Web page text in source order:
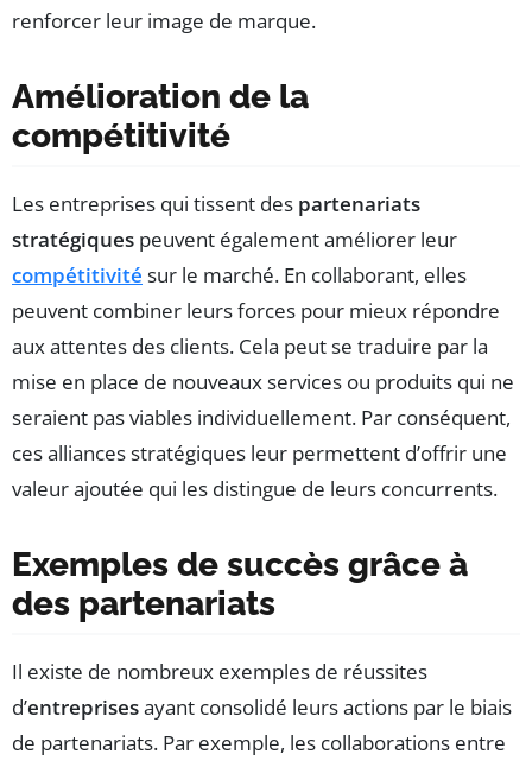
renforcer leur image de marque.
Amélioration de la
compétitivité
Les entreprises qui tissent des partenariats
stratégiques peuvent également améliorer leur
compétitivité sur le marché. En collaborant, elles
peuvent combiner leurs forces pour mieux répondre
aux attentes des clients. Cela peut se traduire par la
mise en place de nouveaux services ou produits qui ne
seraient pas viables individuellement. Par conséquent,
ces alliances stratégiques leur permettent d’offrir une
valeur ajoutée qui les distingue de leurs concurrents.
Exemples de succès grâce à
des partenariats
Il existe de nombreux exemples de réussites
d’entreprisesayant consolidé leurs actions par le biais
de partenariats. Par exemple, les collaborations entre